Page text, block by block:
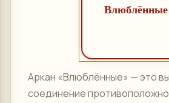
Влюблённые
Аркан «Влюблённые» — это
соединение